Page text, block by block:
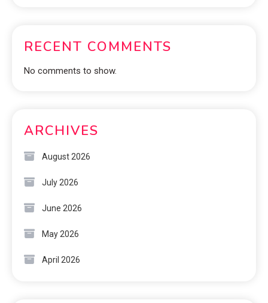
RECENT COMMENTS
No comments to show.
ARCHIVES
August 2026
July 2026
June 2026
May 2026
April 2026